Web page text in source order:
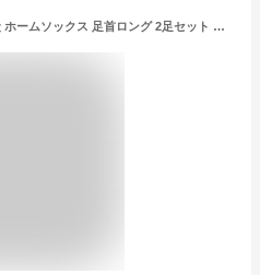
足元 あったかグッズ 備長炭 ホームソックス 足首ロング 2足セット エンジ コジット 日本製 | 靴下 防寒 あったか靴下 くつした ルームソックス レディース 女性 厚手 暖かい 足冷え プレゼント ギフト 温活 冷えとり 冷え取り 温める 婦人 彼女 妻 母 母の日 花以外